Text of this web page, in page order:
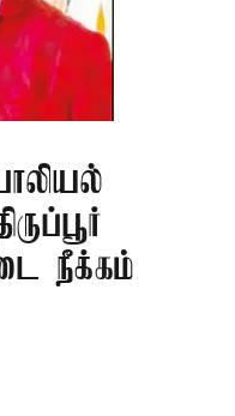
நீக்கம்